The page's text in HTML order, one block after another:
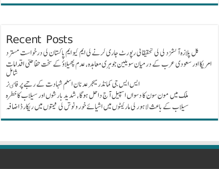
Recent Posts
گل پلازہ آتشزدگی کی تحقیقاتی رپورٹ جاری کرنے کی ایم کیو ایم پاکستان کی درخواست مسترد
امریکا اور سعودی عرب کے درمیان سویلین جوہری معاہدہ، عدم پھیلاؤ کے سخت حفاظتی اقدامات
شامل
ایس ایس جی کمانڈر میجر عدنان اسلم شہادت کے رتبے پر فاٸز
ملک میں مون سون کا دسواں اسپیل آج داخل ہوگا، شدید بارشوں اور سیلاب کا خطرہ
سیلاب کے باعث لاہور کی مارکیٹوں میں اشیائے خور و نوش کی قیمتوں میں ریکارڈ اضافہ